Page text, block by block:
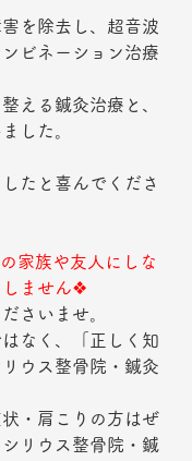
を除去し、超音波
ビネーション治療
える鍼灸治療と、
した。
たと喜んでくださ
家族や友人にしな
しません❖
さいませ。
はなく、「正しく知
ウス整骨院・鍼灸
・肩こりの方はぜ
リウス整骨院・鍼